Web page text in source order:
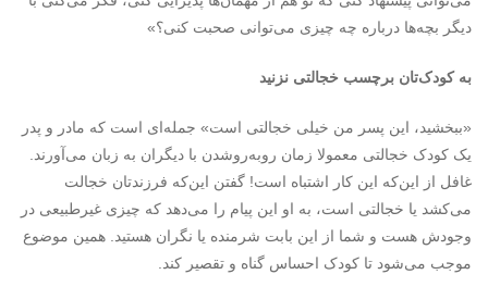
دیگر بچه‌ها درباره چه چیزی می‌توانی صحبت کنی؟»
به کودک‌تان برچسب خجالتی نزنید
«ببخشید، این پسر من خیلی خجالتی است» جمله‌ای است که مادر و پدر
یک کودک خجالتی معمولا زمان روبه‌روشدن با دیگران به زبان می‌آورند.
غافل از این‌که این کار اشتباه است! گفتن این‌که فرزندتان خجالت
می‌کشد یا خجالتی است، به او این پیام را می‌دهد که چیزی غیرطبیعی در
وجودش هست و شما از این بابت شرمنده یا نگران هستید. همین موضوع
موجب می‌شود تا کودک احساس گناه و تقصیر کند.